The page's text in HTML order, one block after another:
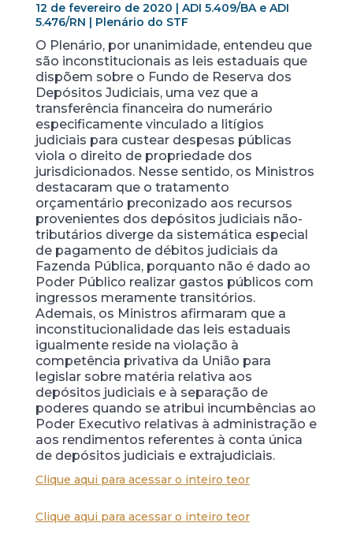
12 de fevereiro de 2020 | ADI 5.409/BA e ADI
5.476/RN | Plenário do STF
O Plenário, por unanimidade, entendeu que
são inconstitucionais as leis estaduais que
dispõem sobre o Fundo de Reserva dos
Depósitos Judiciais, uma vez que a
transferência financeira do numerário
especificamente vinculado a litígios
judiciais para custear despesas públicas
viola o direito de propriedade dos
jurisdicionados. Nesse sentido, os Ministros
destacaram que o tratamento
orçamentário preconizado aos recursos
provenientes dos depósitos judiciais não-
tributários diverge da sistemática especial
de pagamento de débitos judiciais da
Fazenda Pública, porquanto não é dado ao
Poder Público realizar gastos públicos com
ingressos meramente transitórios.
Ademais, os Ministros afirmaram que a
inconstitucionalidade das leis estaduais
igualmente reside na violação à
competência privativa da União para
legislar sobre matéria relativa aos
depósitos judiciais e à separação de
poderes quando se atribui incumbências ao
Poder Executivo relativas à administração e
aos rendimentos referentes à conta única
de depósitos judiciais e extrajudiciais.
Clique aqui para acessar o inteiro teor
Clique aqui para acessar o inteiro teor